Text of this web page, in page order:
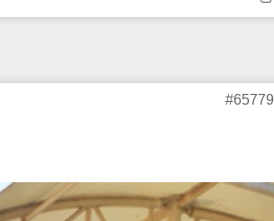
கட்டிடங்களை புதிதாக
#65779